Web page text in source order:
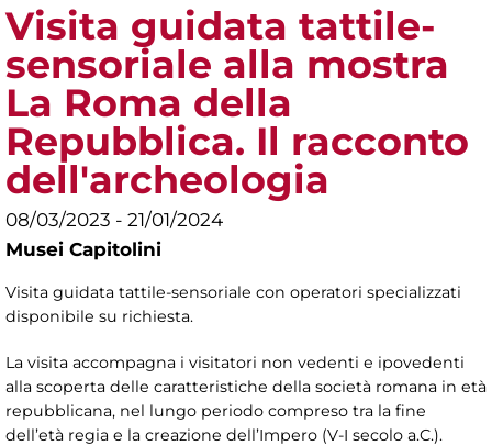
Visita guidata tattile-
sensoriale alla mostra
La Roma della
Repubblica. Il racconto
dell'archeologia
08/03/2023 - 21/01/2024
Musei Capitolini
Visita guidata tattile-sensoriale con operatori specializzati
disponibile su richiesta.
La visita accompagna i visitatori non vedenti e ipovedenti
alla scoperta delle caratteristiche della società romana in età
repubblicana, nel lungo periodo compreso tra la fine
dell’età regia e la creazione dell’Impero (V-I secolo a.C.).